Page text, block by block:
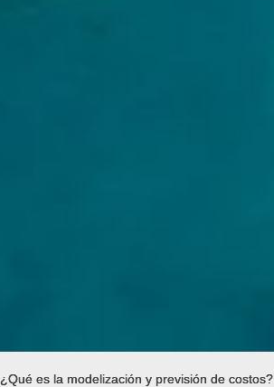
¿Qué es la modelización y previsión de costos?